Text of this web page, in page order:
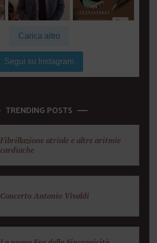
Carica altro
Segui su Instagram
TRENDING POSTS
Fibrillazione atriale e altre aritmie
cardiache
Concerto Antonio Vivaldi